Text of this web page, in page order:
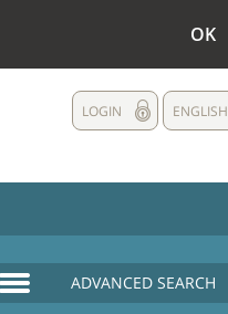
OK
ENGLISH
LOGIN
ADVANCED SEARCH